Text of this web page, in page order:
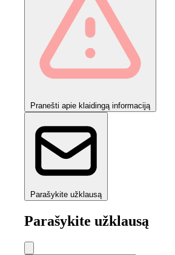
Pranešti apie klaidingą informaciją
Parašykite užklausą
Parašykite užklausą